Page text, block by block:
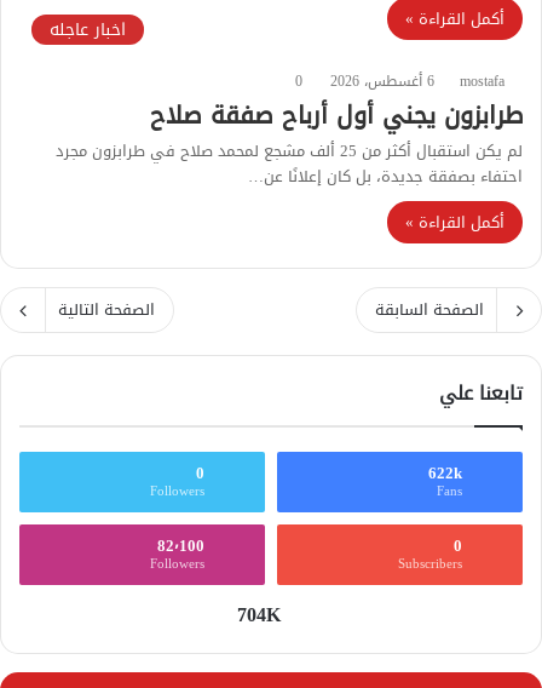
أكمل القراءة » اخبار عاجله
mostafa 6 أغسطس، 2026 0
طرابزون يجني أول أرباح صفقة صلاح
لم يكن استقبال أكثر من 25 ألف مشجع لمحمد صلاح في طرابزون مجرد
احتفاء بصفقة جديدة، بل كان إعلانًا عن…
أكمل القراءة »
الصفحة السابقة الصفحة التالية
تابعنا علي
622k
Fans
0
Followers
0
Subscribers
82٬100
Followers
704K